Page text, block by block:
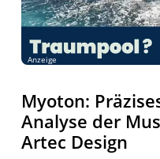
Anzeige
Myoton:
Analyse der
Artec Design